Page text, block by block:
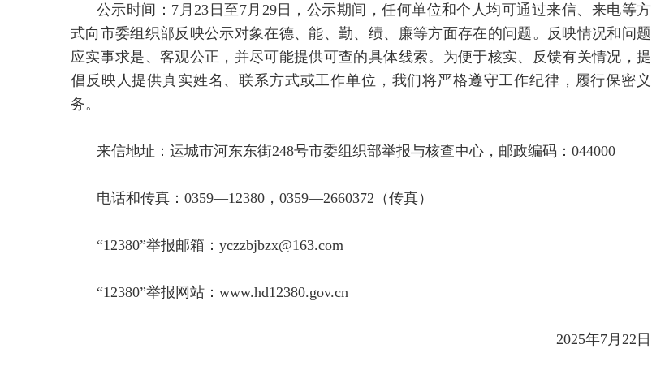
公示时间：7月23日至7月29日，公示期间，任何单位和个人均可通过来信、来电等方
式向市委组织部反映公示对象在德、能、勤、绩、廉等方面存在的问题。反映情况和问题
应实事求是、客观公正，并尽可能提供可查的具体线索。为便于核实、反馈有关情况，提
倡反映人提供真实姓名、联系方式或工作单位，我们将严格遵守工作纪律，履行保密义
务。
来信地址：运城市河东东街248号市委组织部举报与核查中心，邮政编码：044000
电话和传真：0359—12380， 0359—2660372（传真）
“12380”举报邮箱： yczzbjbzx@163.com
“12380”举报网站： www.hd12380.gov.cn
2025年7月22日